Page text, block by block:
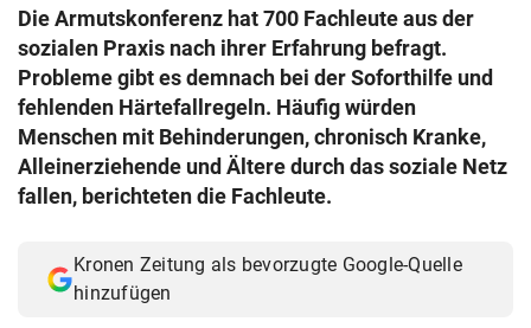
Die Armutskonferenz hat 700 Fachleute aus der
sozialen Praxis nach ihrer Erfahrung befragt.
Probleme gibt es demnach bei der Soforthilfe und
fehlenden Härtefallregeln. Häufig würden
Menschen mit Behinderungen, chronisch Kranke,
Alleinerziehende und Ältere durch das soziale Netz
fallen, berichteten die Fachleute.
Kronen Zeitung als bevorzugte Google-Quelle
hinzufügen